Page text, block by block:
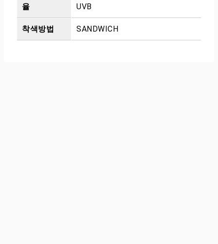
율 UVB
착색방법 SANDWICH